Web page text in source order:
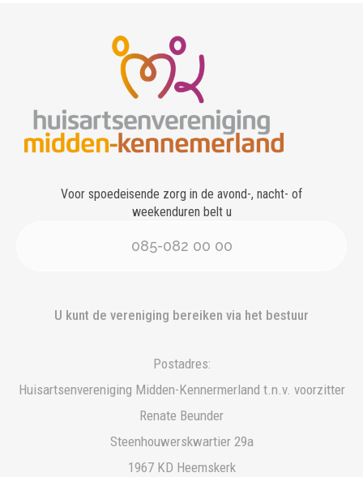
Voor spoedeisende zorg in de avond-, nacht- of
weekenduren belt u
085-082 00 00
U kunt de vereniging bereiken via het bestuur
Postadres:
Huisartsenvereniging Midden-Kennermerland t.n.v. voorzitter
Renate Beunder
Steenhouwerskwartier 29a
1967 KD Heemskerk